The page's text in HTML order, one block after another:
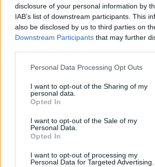
disclosure of your personal information by
IAB’s list of downstream participants. This
also be disclosed by us to third parties on
Downstream Participants that may further
Please note that this website/app uses one
not limited to your visit or usage behaviour.
grant or deny consent to Google and its
use your data for below specified purposes
consent section.
Personal Data Processing Opt Outs
I want to opt-out of the Sharing of my
personal data.
Opted In
I want to opt-out of the Sale of my
Personal Data.
Opted In
I want to opt-out of processing my
Personal Data for Targeted Advertising.